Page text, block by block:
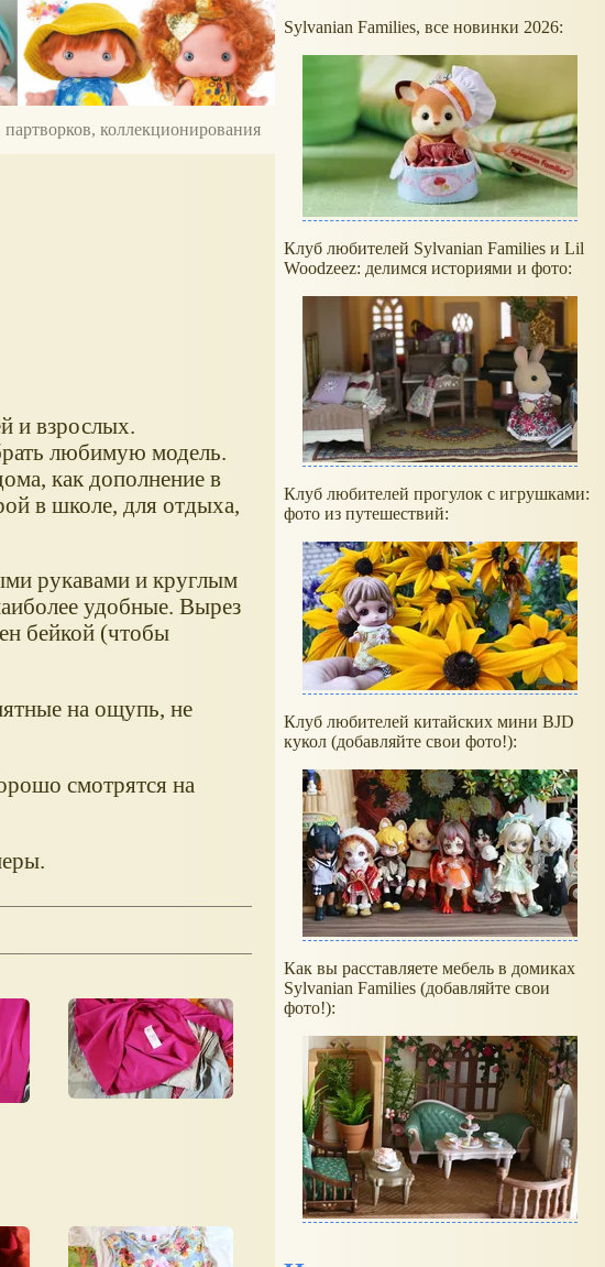
коллекционирования
и взрослых.
любимую модель.
как дополнение в
в школе, для отдыха,
рукавами и круглым
удобные. Вырез
бейкой (чтобы
на ощупь, не
смотрятся на
Sylvanian Families, все новинки 2026:
Клуб любителей Sylvanian Families и Lil
Woodzeez: делимся историями и фото:
Клуб любителей прогулок с игрушками:
фото из путешествий:
Клуб любителей китайских мини BJD
кукол (добавляйте свои фото!):
Как вы расставляете мебель в домиках
Sylvanian Families (добавляйте свои
фото!):